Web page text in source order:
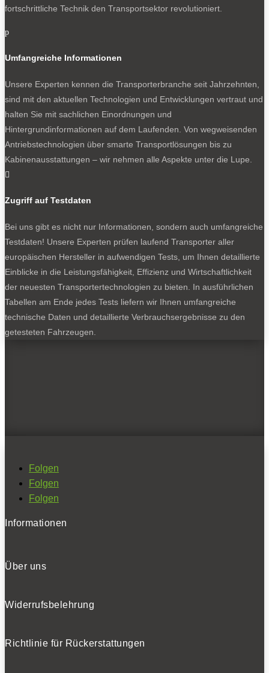
fortschrittliche Technik den Transportsektor revolutioniert.
p
Umfangreiche Informationen
Unsere Experten kennen die Transporterbranche seit Jahrzehnten,
sind mit den aktuellen Technologien und Entwicklungen vertraut und
halten Sie mit sachlichen Einordnungen und
Hintergrundinformationen auf dem Laufenden. Von wegweisenden
Antriebstechnologien über smarte Transportlösungen bis zu
Kabinenausstattungen – wir nehmen alle Aspekte unter die Lupe.

Zugriff auf Testdaten
Bei uns gibt es nicht nur Informationen, sondern auch umfangreiche
Testdaten! Unsere Experten prüfen laufend Transporter aller
europäischen Hersteller in aufwendigen Tests, um Ihnen detaillierte
Einblicke in die Leistungsfähigkeit, Effizienz und Wirtschaftlichkeit
der neuesten Transportertechnologien zu bieten. In ausführlichen
Tabellen am Ende jedes Tests liefern wir Ihnen umfangreiche
technische Daten und detaillierte Verbrauchsergebnisse zu den
getesteten Fahrzeugen.
Folgen
Folgen
Folgen
Informationen
Über uns
Widerrufsbelehrung
Richtlinie für Rückerstattungen